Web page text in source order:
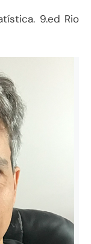
9.ed Rio